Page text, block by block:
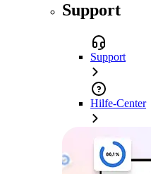
Support
Support
Hilfe-Center